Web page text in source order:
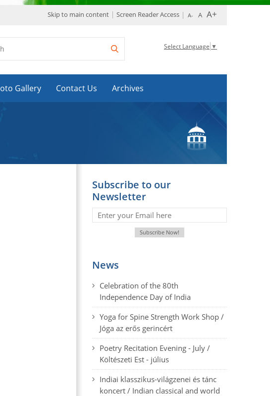
Skip to main content Screen Reader Access
Select Language ▼
Gallery Contact Us Archives
Subscribe to our
Newsletter
News
Celebration of the 80th
Independence Day of India
Yoga for Spine Strength Work Shop /
Jóga az erős gerincért
Poetry Recitation Evening - July /
Költészeti Est - július
Indiai klasszikus-világzenei és tánc
koncert / Indian classical and world